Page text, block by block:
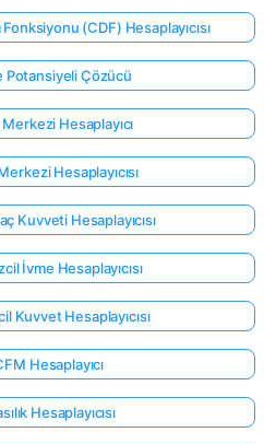
(CDF) Hesaplayıcısı
Potansiyeli Çözücü
Hesaplayıcı
Hesaplayıcısı
Kuvveti Hesaplayıcısı
İvme Hesaplayıcısı
Kuvvet Hesaplayıcısı
Hesaplayıcı
Hesaplayıcısı